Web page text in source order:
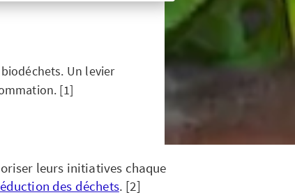
Un levier
[1]
leurs initiatives chaque
des déchets. [2]